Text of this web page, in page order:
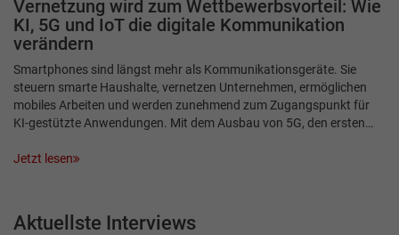
Vernetzung wird zum Wettbewerbsvorteil: Wie
KI, 5G und IoT die digitale Kommunikation
verändern
Smartphones sind längst mehr als Kommunikationsgeräte. Sie
steuern smarte Haushalte, vernetzen Unternehmen, ermöglichen
mobiles Arbeiten und werden zunehmend zum Zugangspunkt für
KI-gestützte Anwendungen. Mit dem Ausbau von 5G, den ersten…
Jetzt lesen
Aktuellste Interviews